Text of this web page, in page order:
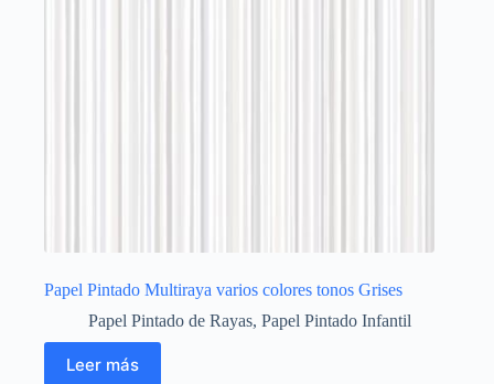
Papel Pintado Multiraya varios colores tonos Grises
Papel Pintado de Rayas, Papel Pintado Infantil
Leer más